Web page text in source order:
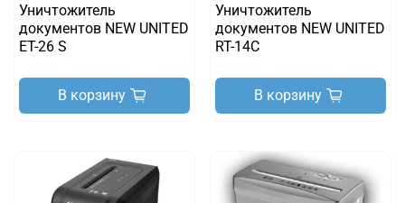
Уничтожитель
документов NEW UNITED
ET-26 S
В корзину
Уничтожитель
документов NEW UNITED
RT-14C
В корзину